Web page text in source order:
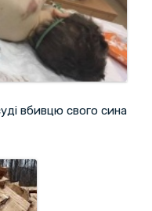
вбивцю свого сина